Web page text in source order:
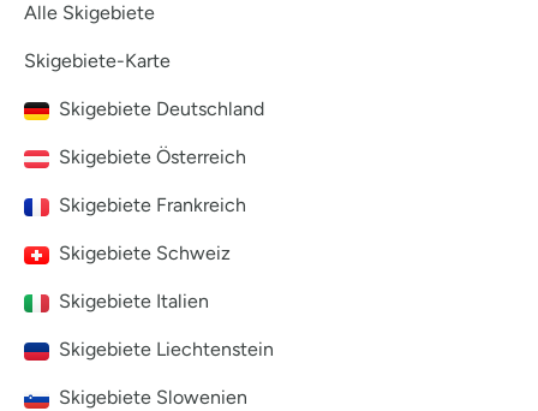
Alle Skigebiete
Skigebiete-Karte
Skigebiete Deutschland
Skigebiete Österreich
Skigebiete Frankreich
Skigebiete Schweiz
Skigebiete Italien
Skigebiete Liechtenstein
Skigebiete Slowenien